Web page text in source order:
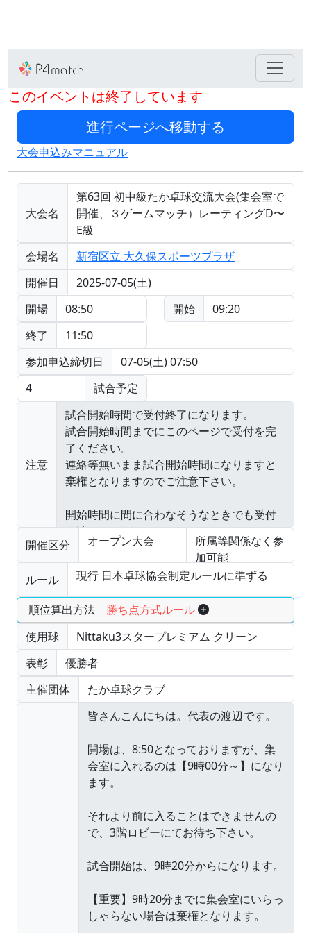
このイベントは終了しています
大会申込みマニュアル
大会名
第63回 初中級たか卓球交流大会(集会室で
開催、３ゲームマッチ）レーティングD〜
E級
会場名
新宿区立 大久保スポーツプラザ
開催日
2025-07-05(土)
開場
08:50 開始
09:20
終了
11:50
参加申込締切日
07-05(土) 07:50
4
試合予定
注意
開催区分 オープン大会
所属等関係なく参
加可能
ルール
現行 日本卓球協会制定ルールに準ずる
順位算出方法 勝ち点方式ルール
使用球
Nittaku3スタープレミアム クリーン
表彰
優勝者
主催団体
たか卓球クラブ